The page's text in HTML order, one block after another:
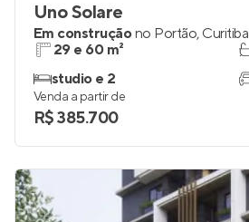
Uno Solare
Em construçãono Portão, Curitiba
29 e 60 m²
studio e 2
Venda a partir de
R$ 385.700